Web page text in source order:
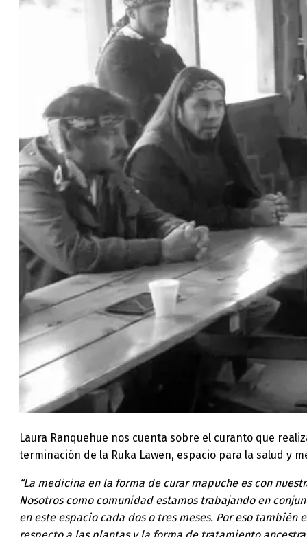
Laura Ranquehue nos cuenta sobre el curanto que
terminación de la Ruka Lawen, espacio para la salud y
“La medicina en la forma de curar mapuche es con
Nosotros como comunidad estamos trabajando en
en este espacio cada dos o tres meses. Por eso